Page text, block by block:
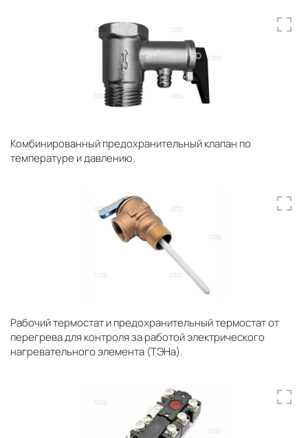
Комбинированный предохранительный клапан по
температуре и давлению.
Рабочий термостат и предохранительный термостат от
перегрева для контроля за работой электрического
нагревательного элемента (ТЭНа).